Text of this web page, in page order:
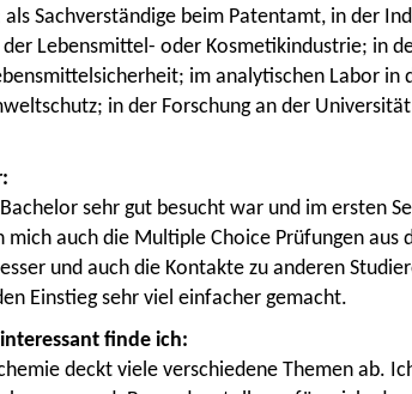
Sachverständige beim Patentamt, in der
Lebensmittel- oder Kosmetikindustrie; in
im analytischen Labor in
in der Forschung an der
sehr gut besucht war und im ersten
auch die Multiple Choice Prüfungen aus
und auch die Kontakte zu anderen
Einstieg sehr viel einfacher gemacht.
finde ich:
deckt viele verschiedene Themen ab.